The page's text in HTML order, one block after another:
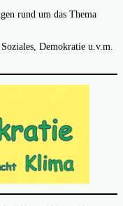
rund um das Thema
Demokratie u.v.m.